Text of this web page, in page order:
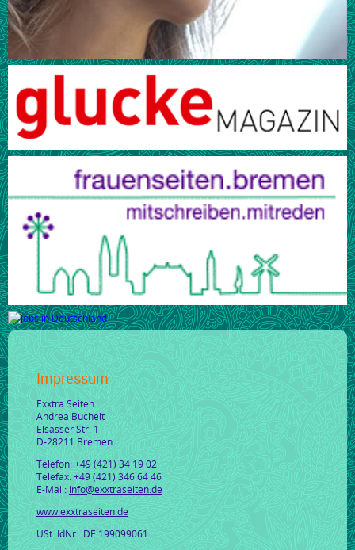
Impressum
Exxtra Seiten
Andrea Buchelt
Elsasser Str. 1
D-28211 Bremen
Telefon: +49 (421) 34 19 02
Telefax: +49 (421) 346 64 46
E-Mail: info@exxtraseiten.de
www.exxtraseiten.de
USt. IdNr.: DE 199099061